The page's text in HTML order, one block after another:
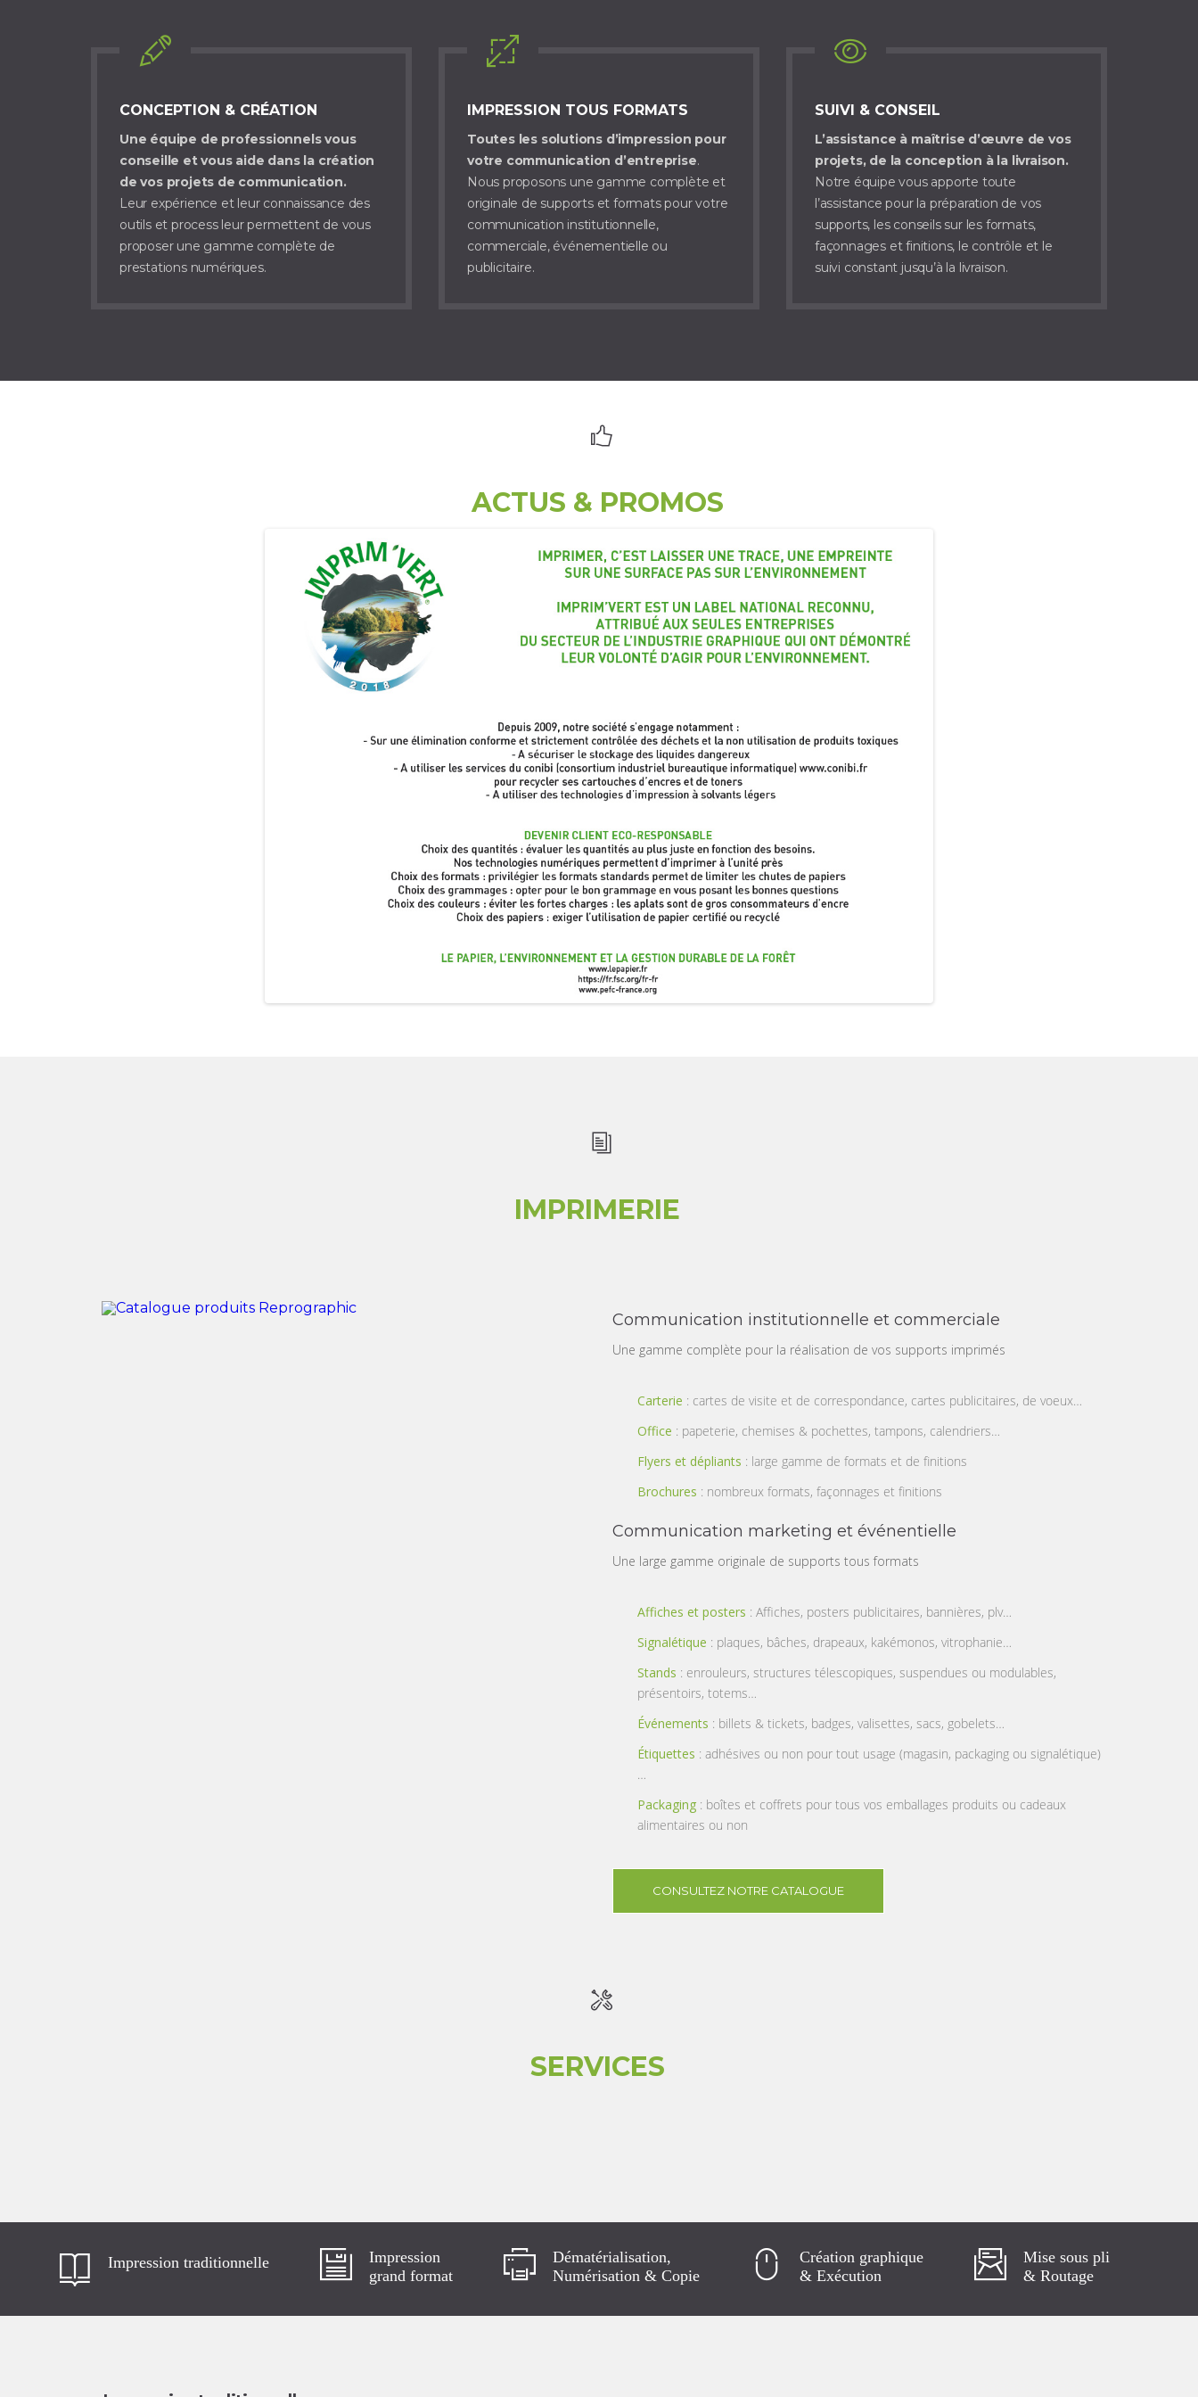
CONCEPTION & CRÉATION
Une équipe de professionnels vous
conseille et vous aide dans la création
de vos projets de communication.
Leur expérience et leur connaissance des
outils et process leur permettent de vous
proposer une gamme complète de
prestations numériques.
IMPRESSION TOUS FORMATS
Toutes les solutions d’impression pour
votre communication d’entreprise.
Nous proposons une gamme complète et
originale de supports et formats pour votre
communication institutionnelle,
commerciale, événementielle ou
publicitaire.
SUIVI & CONSEIL
L’assistance à maîtrise d’œuvre de vos
projets, de la conception à la livraison.
Notre équipe vous apporte toute
l’assistance pour la préparation de vos
supports, les conseils sur les formats,
façonnages et finitions, le contrôle et le
suivi constant jusqu’à la livraison.
ACTUS & PROMOS
IMPRIMERIE
Communication institutionnelle et commerciale
Une gamme complète pour la réalisation de vos supports imprimés
Carterie : cartes de visite et de correspondance, cartes publicitaires, de voeux…
Office : papeterie, chemises & pochettes, tampons, calendriers…
Flyers et dépliants : large gamme de formats et de finitions
Brochures : nombreux formats, façonnages et finitions
Communication marketing et événentielle
Une large gamme originale de supports tous formats
Affiches et posters : Affiches, posters publicitaires, bannières, plv…
Signalétique : plaques, bâches, drapeaux, kakémonos, vitrophanie…
Stands : enrouleurs, structures télescopiques, suspendues ou modulables,
présentoirs, totems…
Événements : billets & tickets, badges, valisettes, sacs, gobelets…
Étiquettes : adhésives ou non pour tout usage (magasin, packaging ou signalétique)
…
Packaging : boîtes et coffrets pour tous vos emballages produits ou cadeaux
alimentaires ou non
CONSULTEZ NOTRE CATALOGUE
SERVICES
Impression traditionnelle
Impression
grand format
Dématérialisation,
Numérisation & Copie
Création graphique
& Exécution
Mise sous pli
& Routage